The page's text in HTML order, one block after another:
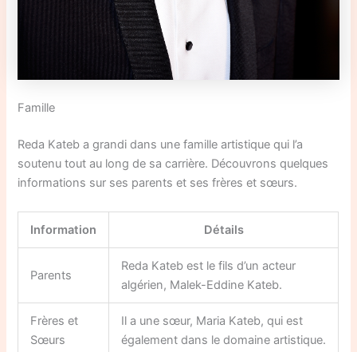
Famille
Reda Kateb a grandi dans une famille artistique qui l’a
soutenu tout au long de sa carrière. Découvrons quelques
informations sur ses parents et ses frères et sœurs.
Information Détails
Parents
Reda Kateb est le fils d’un acteur
algérien, Malek-Eddine Kateb.
Frères et
Sœurs
Il a une sœur, Maria Kateb, qui est
également dans le domaine artistique.